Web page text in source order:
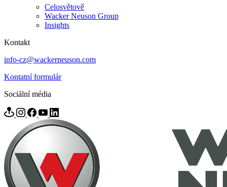
Celosvětově
Wacker Neuson Group
Insights
Kontakt
info-cz@wackerneuson.com
Kontatní formulár
Sociální média